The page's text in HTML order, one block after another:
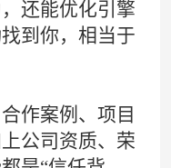
还能优化引擎
到你，相当于
作案例、项目
公司资质、荣